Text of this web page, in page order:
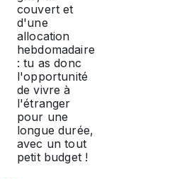
couvert et
d'une
allocation
hebdomadaire
: tu as donc
l'opportunité
de vivre à
l'étranger
pour une
longue durée,
avec un tout
petit budget !